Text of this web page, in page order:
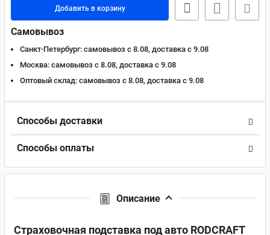
Добавить в корзину
Самовывоз
Санкт-Петербург: самовывоз с 8.08, доставка c 9.08
Москва: самовывоз с 8.08, доставка c 9.08
Оптовый склад: самовывоз с 8.08, доставка c 9.08
Способы доставки
Способы оплаты
Описание
Страховочная подставка под авто RODCRAFT